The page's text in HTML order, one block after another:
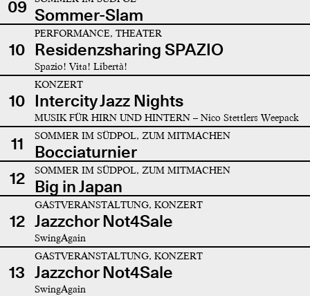
09 Sommer-Slam
10
PERFORMANCE, THEATER
Residenzsharing SPAZIO
Spazio! Vita! Libertà!
10
KONZERT
Intercity Jazz Nights
MUSIK FÜR HIRN UND HINTERN – Nico Stettlers Weepack
11 SOMMER IM SÜDPOL, ZUM MITMACHEN
Bocciaturnier
12
SOMMER IM SÜDPOL, ZUM MITMACHEN
Big in Japan
12
GASTVERANSTALTUNG, KONZERT
Jazzchor Not4Sale
SwingAgain
13
GASTVERANSTALTUNG, KONZERT
Jazzchor Not4Sale
SwingAgain